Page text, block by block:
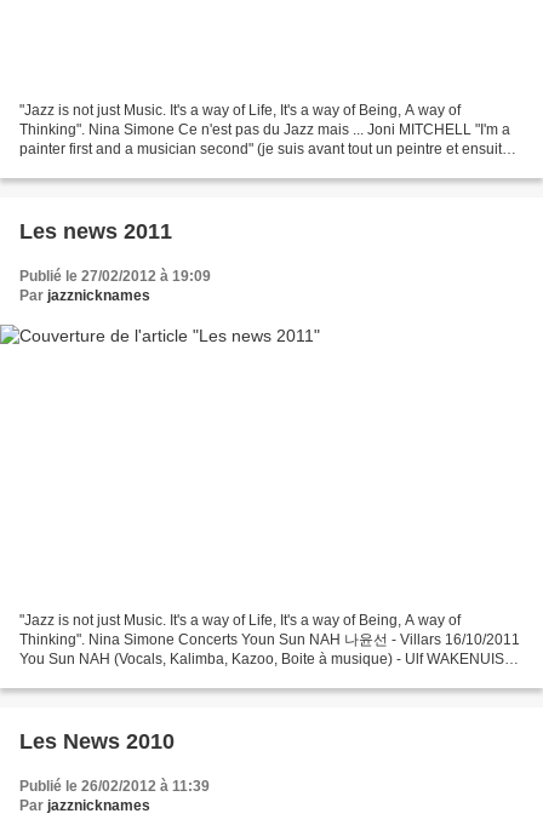
"Jazz is not just Music. It's a way of Life, It's a way of Being, A way of
Thinking". Nina Simone Ce n'est pas du Jazz mais ... Joni MITCHELL "I'm a
painter first and a musician second" (je suis avant tout un peintre et ensuite
Les news 2011
Publié le 27/02/2012 à 19:09
Par jazznicknames
"Jazz is not just Music. It's a way of Life, It's a way of Being, A way of
Thinking". Nina Simone Concerts Youn Sun NAH 나윤선 - Villars 16/10/2011
You Sun NAH (Vocals, Kalimba, Kazoo, Boite à musique) - Ulf WAKENUIS
Les News 2010
Publié le 26/02/2012 à 11:39
Par jazznicknames